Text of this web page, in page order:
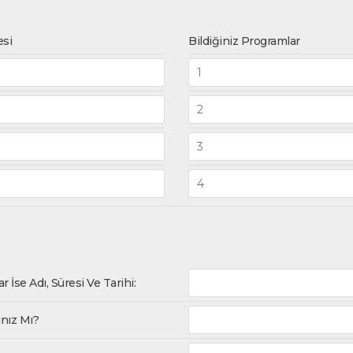
Bildiğiniz Programlar
İse Adı, Süresi Ve Tarihi:
Mı?